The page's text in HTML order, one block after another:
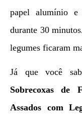
papel alumínio
durante 30
legumes ficaram
Já que você
Sobrecoxas de
Assados com